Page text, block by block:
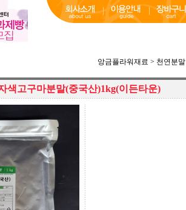
앙금플라워재료 > 천연분말
색고구마분말(중국산)1kg(이든타운)